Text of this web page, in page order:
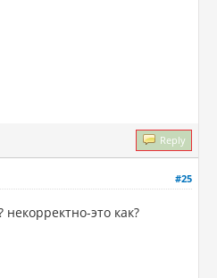
Reply
#25
это как?